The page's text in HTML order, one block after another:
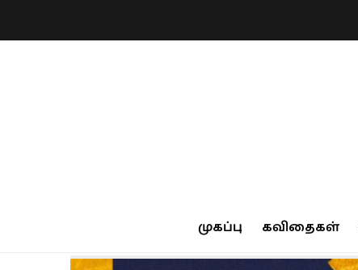
முகப்பு கவிதைகள்